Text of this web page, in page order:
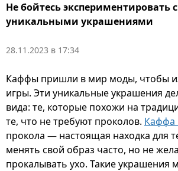
Не бойтесь экспериментировать
уникальными украшениями
28.11.2023 в 17:34
Каффы пришли в мир моды, чтобы
игры. Эти уникальные украшения
вида: те, которые похожи на
те, что не требуют проколов. Каффа
прокола — настоящая находка для
менять свой образ часто, но не
прокалывать ухо. Такие украшения